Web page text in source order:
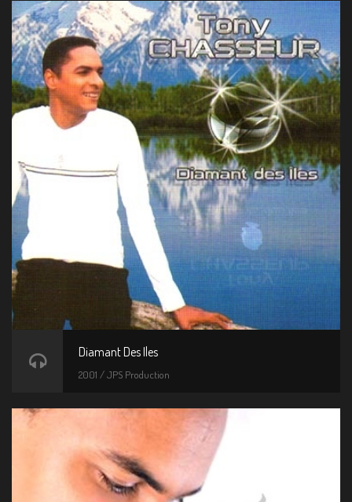
Diamant Des Iles
2001 / JPS Production